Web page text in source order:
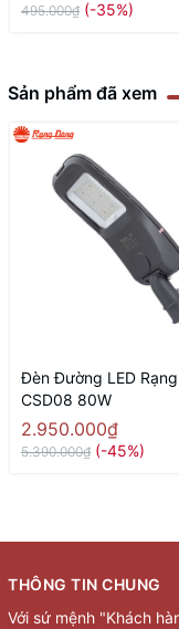
495.000₫ (-35%)
Sản phẩm đã xem
Đèn Đường LED
CSD08 80W
2.950.000₫
5.390.000₫ (-45%)
THÔNG TIN CHUNG
Với sứ mệnh "Khách